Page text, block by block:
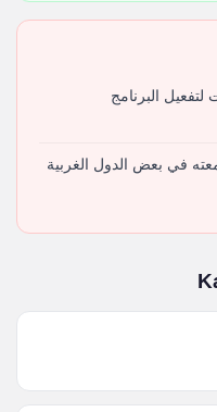
البرنامج
في بعض الدول الغربية